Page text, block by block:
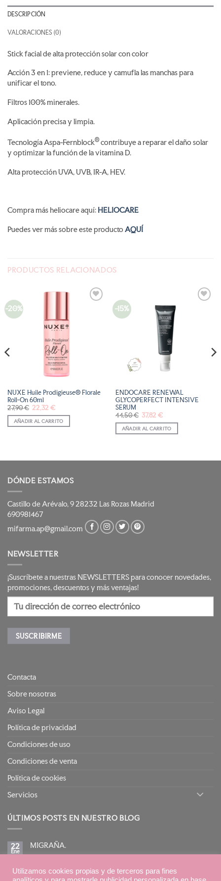
DESCRIPCIÓN
VALORACIONES (0)
Stick facial de alta protección solar con color
Acción 3 en 1: previene, reduce y camufla las manchas para
unificar el tono.
Filtros 100% minerales.
Aplicación precisa y limpia.
Tecnología Aspa-Fernblock® contribuye a reparar el daño solar
y optimizar la función de la vitamina D.
Alta protección UVA, UVB, IR-A, HEV.
Compra más heliocare aquí: HELIOCARE
Puedes ver más sobre este producto AQUÍ
PRODUCTOS RELACIONADOS
-20%
NUXE Huile Prodigieuse® Florale
Roll-On 60ml
27,90€ El
precio
original
era:
27,90 €.
22,32€El
actual
es:
22,32 €.
AÑADIR AL CARRITO
-15%
ENDOCARE RENEWAL
GLYCOPERFECT INTENSIVE
SERUM
44,50€ El
precio
original
era:
44,50 €.
37,82€El
actual
es:
37,82 €.
AÑADIR AL CARRITO
DÓNDE ESTAMOS
Castillo de Arévalo, 9 28232 Las Rozas Madrid
690981467
mifarma.ap@gmail.com
NEWSLETTER
¡Suscríbete a nuestras NEWSLETTERS para conocer novedades,
promociones, descuentos y más ventajas!
Contacta
Sobre nosotras
Aviso Legal
Política de privacidad
Condiciones de uso
Condiciones de venta
Política de cookies
Servicios
ÚLTIMOS POSTS EN NUESTRO BLOG
22
Ene
MIGRAÑA.
No
en
MIGRAÑA.
15
BIRETIX ISOREPAIR: PIELES GRASAS TENDENCIA
ACNEICA CON TRATAMIENTOS RETINOIDES
Utilizamos cookies propias y de terceros para fines